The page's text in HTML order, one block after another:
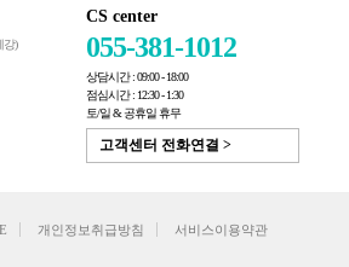
강)
CS center
055-381-1012
상담시간 : 09:00 - 18:00
점심시간 : 12:30 - 1:30
토/일 & 공휴일 휴무
고객센터 전화연결 >
개인정보취급방침 서비스이용약관